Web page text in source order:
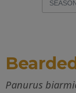
Panurus